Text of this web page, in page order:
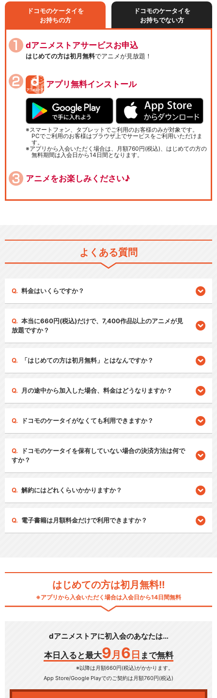
ドコモのケータイを
お持ちの方
ドコモのケータイを
お持ちでない方
dアニメストアサービスお申込
はじめての方は初月無料でアニメが見放題！
アプリ無料インストール
スマートフォン、タブレットでご利用のお客様のみが対象です。
PCでご利用のお客様はブラウザ上でサービスをご利用いただけま
す。
アプリから入会いただく場合は、月額760円(税込)、はじめての方の
無料期間は入会日から14日間となります。
アニメをお楽しみください♪
よくある質問
料金はいくらですか？
本当に660円(税込)だけで、7,400作品以上のアニメが見
放題ですか？
「はじめての方は初月無料」とはなんですか？
月の途中から加入した場合、料金はどうなりますか？
ドコモのケータイがなくても利用できますか？
ドコモのケータイを保有していない場合の決済方法は何で
すか？
解約にはどれくらいかかりますか？
電子書籍は月額料金だけで利用できますか？
はじめての方は初月無料!!
※アプリから入会いただく場合は入会日から14日間無料
dアニメストアに初入会のあなたは…
本日入ると最大9 月 6 日 まで無料
※以降は月額660円(税込)がかかります。
App Store/Google Playでのご契約は月額760円(税込)